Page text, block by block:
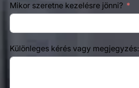
Mikor szeretne kezelésre jönni?
Különleges kérés vagy megjegyzés: